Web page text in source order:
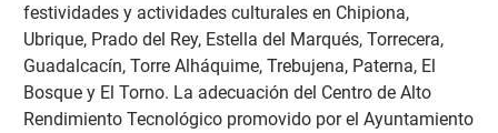
festividades y actividades culturales en Chipiona,
Ubrique, Prado del Rey, Estella del Marqués, Torrecera,
Guadalcacín, Torre Alháquime, Trebujena, Paterna, El
Bosque y El Torno. La adecuación del Centro de Alto
Rendimiento Tecnológico promovido por el Ayuntamiento